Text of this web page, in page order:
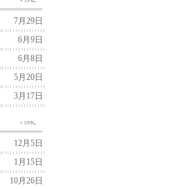
7月29日
6月9日
6月8日
5月20日
3月17日
12月5日
1月15日
10月26日